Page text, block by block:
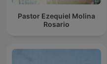
Pastor Ezequiel Molina
Rosario